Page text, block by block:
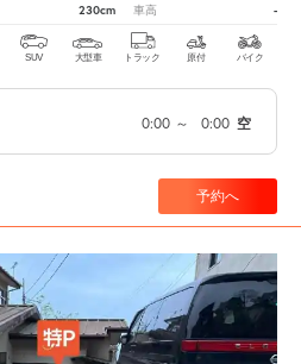
230cm 車高 -
SUV 大型車 トラック 原付 バイク
0:00 ～ 0:00 空
予約へ